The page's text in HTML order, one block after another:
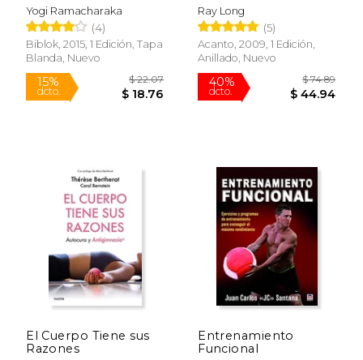
40%
dcto. $ 26.21
40%
dcto.
Yogi Ramacharaka
(4)
Biblok, 2015, 1 Edición, Tapa
Blanda, Nuevo
Ray Long
(5)
Acanto, 2009, 1 Edición,
Anillado, Nuevo
El Cuerpo Tiene sus
Razones
Entrenamiento
Funcional